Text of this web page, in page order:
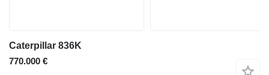
Caterpillar 836K
770.000 €